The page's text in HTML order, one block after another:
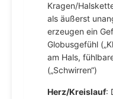
Kragen/
als äußerst
erzeugen ein
Globusgefühl
am Hals,
(„Schwirren“)
Herz/Kreislauf: